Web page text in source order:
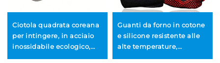
Ciotola quadrata coreana
per intingere, in acciaio
inossidabile ecologico,
adatta per barbecue, hot
Guanti da forno in cotone
e silicone resistente alle
alte temperature,
personalizzabili in